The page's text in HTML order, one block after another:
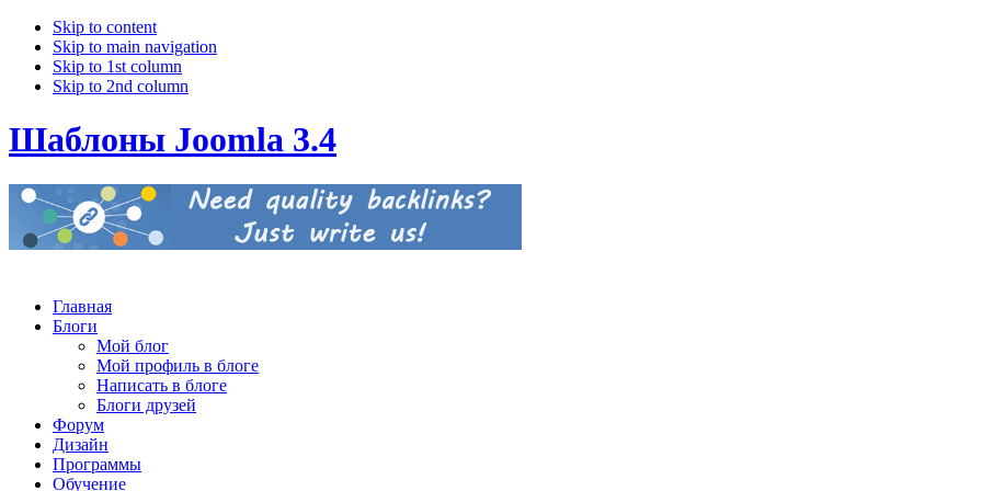
Skip to content
Skip to main navigation
Skip to 1st column
Skip to 2nd column
Шаблоны Joomla 3.4
Главная
Блоги
Мой блог
Мой профиль в блоге
Написать в блоге
Блоги друзей
Форум
Дизайн
Программы
Обучение